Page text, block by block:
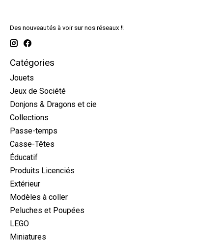
Des nouveautés à voir sur nos réseaux !!
Catégories
Jouets
Jeux de Société
Donjons & Dragons et cie
Collections
Passe-temps
Casse-Têtes
Éducatif
Produits Licenciés
Extérieur
Modèles à coller
Peluches et Poupées
LEGO
Miniatures